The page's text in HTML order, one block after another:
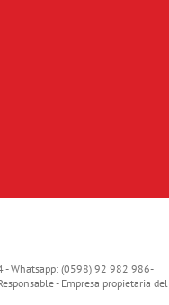
- Whatsapp: (0598) 92 982 986-
- Empresa propietaria del